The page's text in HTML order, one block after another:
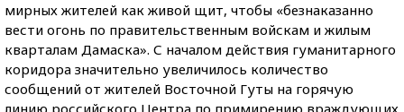
мирных жителей как живой щит, чтобы «безнаказанно
вести огонь по правительственным войскам и жилым
кварталам Дамаска». С началом действия гуманитарного
коридора значительно увеличилось количество
сообщений от жителей Восточной Гуты на горячую
линию российского Центра по примирению враждующих